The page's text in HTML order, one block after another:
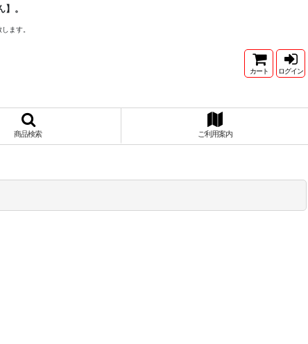
。
ます。
カート ログイン
商品検索 ご利用案内